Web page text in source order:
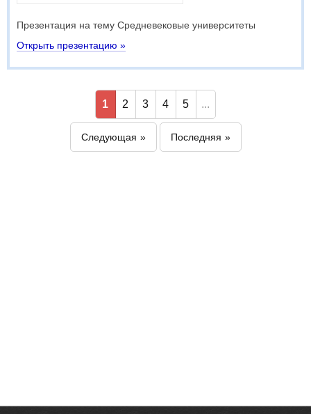
Презентация на тему Средневековые университеты
Открыть презентацию »
1 2 3 4 5 ...
Следующая Последняя